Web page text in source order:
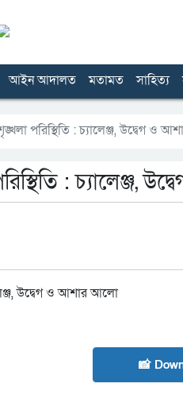
আইন আদালত মতামত সাহিত্য
পরিস্থিতি : চ্যালেঞ্জ, উদ্বেগ ও
: চ্যালেঞ্জ,
📸